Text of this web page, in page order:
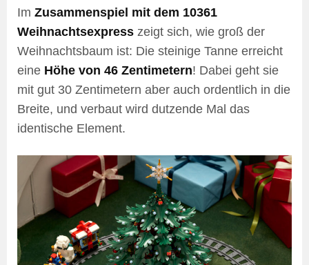
Im Zusammenspiel mit dem 10361
Weihnachtsexpress zeigt sich, wie groß der
Weihnachtsbaum ist: Die steinige Tanne erreicht
eine Höhe von 46 Zentimetern! Dabei geht sie
mit gut 30 Zentimetern aber auch ordentlich in die
Breite, und verbaut wird dutzende Mal das
identische Element.